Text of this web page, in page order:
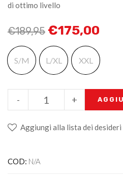
di ottimo livello
€189,95 €175,00
S/M L/XL XXL
+
-
Aggiungi alla lista dei desideri
COD: N/A